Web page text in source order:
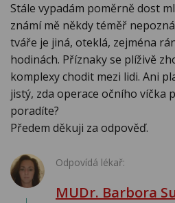
Stále vypadám poměrně dost
známí mě někdy téměř
tváře je jiná, oteklá, zejména
hodinách. Příznaky se plíživě
komplexy chodit mezi lidi. Ani
jistý, zda operace očního víčka
poradíte?
Předem děkuji za odpověď.
Odpovídá lékař:
MUDr. Barbora